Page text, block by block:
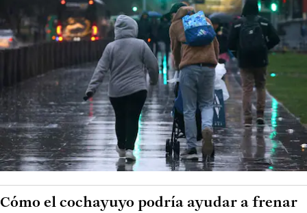
Cómo el cochayuyo podría ayudar a frenar